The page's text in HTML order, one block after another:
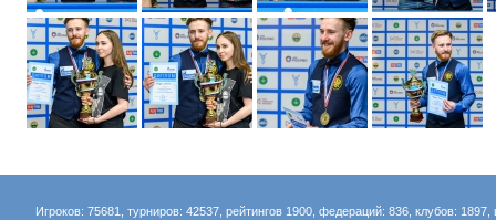
Игроков: 75681, турниров: 42537, рейтингов 1900, федераций: 836, клубов: